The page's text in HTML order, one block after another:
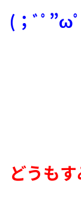
(；ﾞﾟ”ω
どうも